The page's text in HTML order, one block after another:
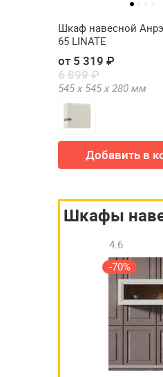
Шкаф навесной
65 LINATE
от 5 319 ₽
6 899 ₽
545 х 545 х 280 мм
Добавить в
Шкафы
4.6
-70%